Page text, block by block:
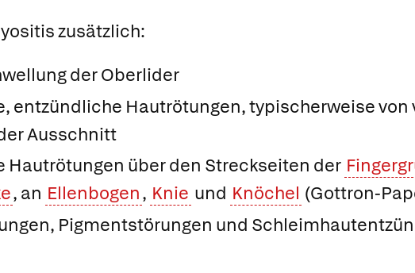
zusätzlich:
der Oberlider
entzündliche Hautrötungen, typischerweise von
Ausschnitt
Hautrötungen über den Streckseiten der
, an Ellenbogen, Knie und Knöchel (Gottron-
Pigmentstörungen und